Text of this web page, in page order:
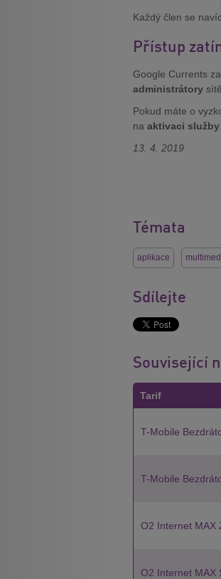
Každý člen se
Přístup
Google Currents
administrátory sítě.
Pokud máte o
na aktivaci služby
13. 4. 2019
Témata
aplikace
Sdílejte
Související
Tarif
T-Mobile
T-Mobile
O2 Internet MAX
O2 Internet MAX